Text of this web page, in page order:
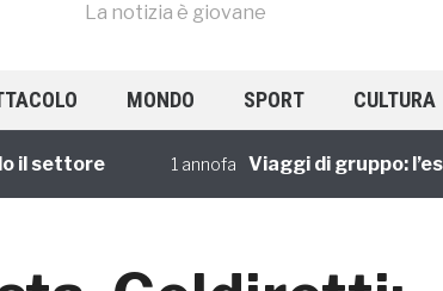
La notizia è giovane
MONDO SPORT CULTURA
1 annofa Viaggi di gruppo: